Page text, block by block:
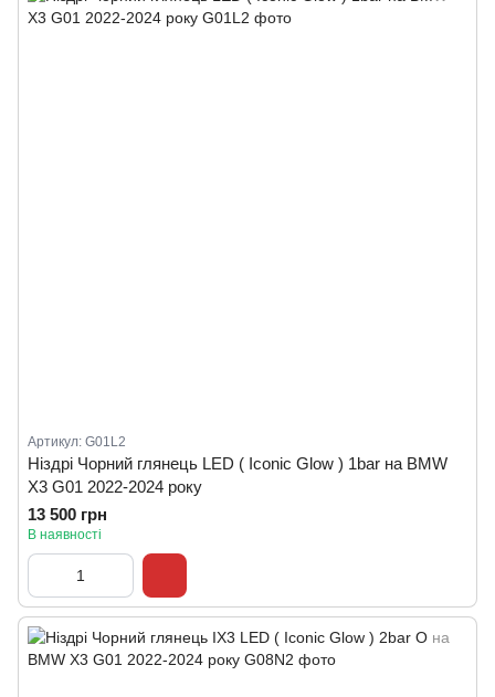
Артикул: G01L2
Ніздрі Чорний глянець LED ( Iconic Glow ) 1bar на BMW
X3 G01 2022-2024 року
13 500 грн
В наявності